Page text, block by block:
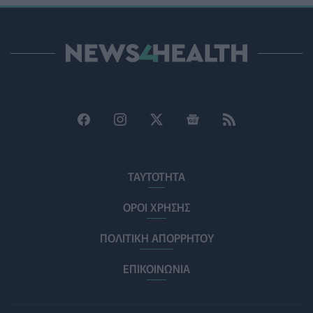
Και οι μαϊμούδες έχουν κατοικίδια! Οι επιστήμονες
ρίχνουν φως στις "φιλίες" μεταξύ διαφορετικών ειδών
Η ΕΙΝΑΠ καταγγέλλει την αιφνιδιαστική ένταξη του
Ηλεκτρικά πατίνια: 3,5 φορές μεγαλύτερος ο κίνδυνος
07/08/2026 - 14:00
ΗΠΑ: Μεγάλη τράπεζα επενδύει 250 εκατ. δολάρια
τον χρόνο για φάρμακα GLP-1 στους εργαζομένους
07/08/2026 - 13:00
ΤΑΥΤΟΤΗΤΑ
ΟΡΟΙ ΧΡΗΣΗΣ
ΠΟΛΙΤΙΚΗ ΑΠΟΡΡΗΤΟΥ
ΕΠΙΚΟΙΝΩΝΙΑ